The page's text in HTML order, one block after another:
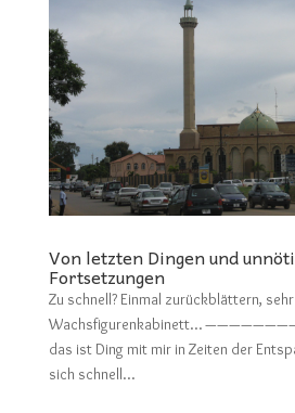
Von letzten Dingen und
Fortsetzungen
Zu schnell? Einmal zurückblättern,
Wachsfigurenkabinett…
das ist Ding mit mir in Zeiten der
sich schnell...